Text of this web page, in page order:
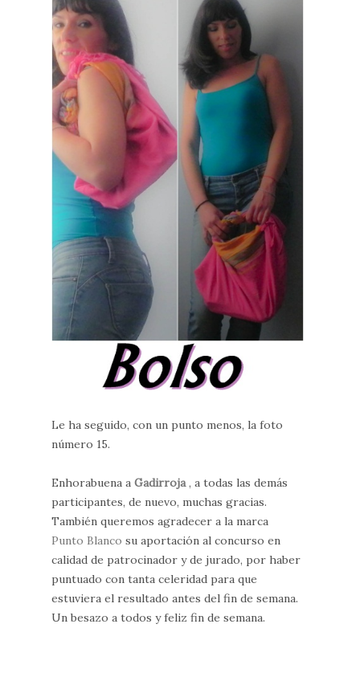
Le ha seguido, con un punto menos, la foto
número 15.
Enhorabuena a Gadirroja, a todas las demás
participantes, de nuevo, muchas gracias.
También queremos agradecer a la marca
Punto Blanco su aportación al concurso en
calidad de patrocinador y de jurado, por haber
puntuado con tanta celeridad para que
estuviera el resultado antes del fin de semana.
Un besazo a todos y feliz fin de semana.